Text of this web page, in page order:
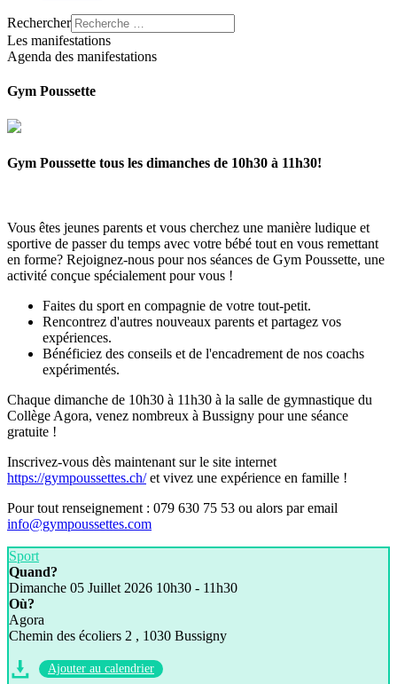
Rechercher
Les manifestations
Agenda des manifestations
Gym Poussette
Gym Poussette tous les dimanches de 10h30 à 11h30!
Vous êtes jeunes parents et vous cherchez une manière ludique et
sportive de passer du temps avec votre bébé tout en vous remettant
en forme? Rejoignez-nous pour nos séances de Gym Poussette, une
activité conçue spécialement pour vous !
Faites du sport en compagnie de votre tout-petit.
Rencontrez d'autres nouveaux parents et partagez vos
expériences.
Bénéficiez des conseils et de l'encadrement de nos coachs
expérimentés.
Chaque dimanche de 10h30 à 11h30 à la salle de gymnastique du
Collège Agora, venez nombreux à Bussigny pour une séance
gratuite !
Inscrivez-vous dès maintenant sur le site internet
https://gympoussettes.ch/et vivez une expérience en famille !
Pour tout renseignement : 079 630 75 53 ou alors par email
info@gympoussettes.com
Sport
Quand?
Dimanche 05 Juillet 2026 10h30 - 11h30
Où?
Agora
Chemin des écoliers 2 , 1030 Bussigny
Ajouter au calendrier